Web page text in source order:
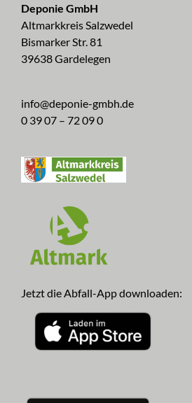
Deponie GmbH
Altmarkkreis Salzwedel
Bismarker Str. 81
39638 Gardelegen
info@deponie-gmbh.de
0 39 07 – 72 09 0
Jetzt die Abfall-App downloaden: